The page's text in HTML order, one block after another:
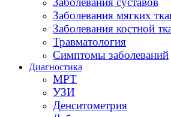
Заболевания мягких
Заболевания костной
Травматология
Симптомы заболеваний
Диагностика
МРТ
УЗИ
Денситометрия